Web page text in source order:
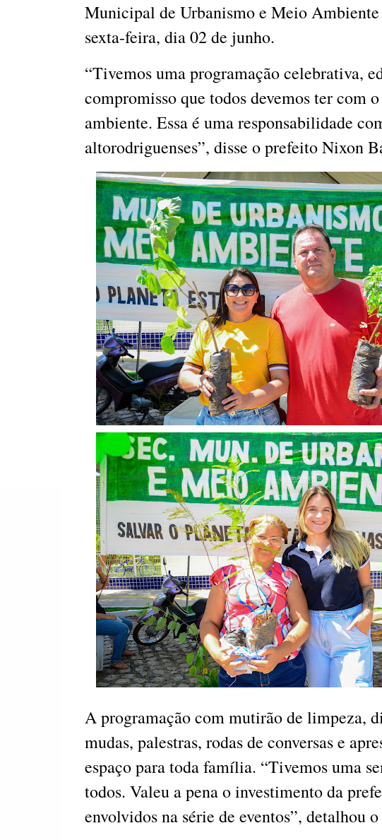
Municipal de Urbanismo e Meio
sexta-feira, dia 02 de junho.
“Tivemos uma programação celebrativa,
compromisso que todos devemos ter com
ambiente. Essa é uma responsabilidade
altorodriguenses”, disse o prefeito Nixon
A programação com mutirão de limpeza,
mudas, palestras, rodas de conversas e
espaço para toda família. “Tivemos uma
todos. Valeu a pena o investimento da
envolvidos na série de eventos”, detalhou